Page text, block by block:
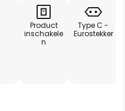
Product
inschakele
n
Type C -
Eurostekker